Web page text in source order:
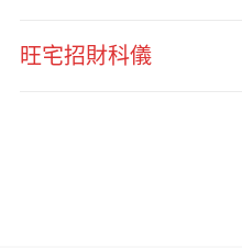
旺宅招財科儀